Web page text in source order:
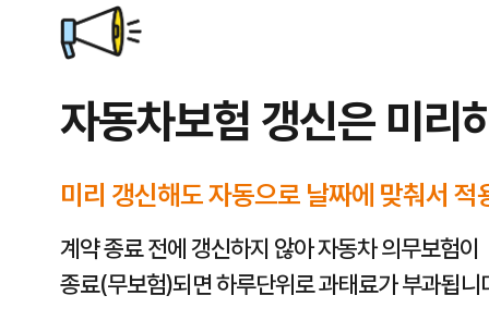
자동차보험 갱신은 미리
미리 갱신해도 자동으로 날짜에 맞춰서 적
계약 종료 전에 갱신하지 않아 자동차 의무보험이
종료(무보험)되면 하루단위로 과태료가 부과됩니